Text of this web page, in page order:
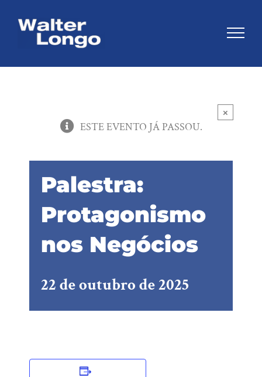
×
ESTE EVENTO JÁ PASSOU.
Palestra:
Protagonismo
nos Negócios
22 de outubro de 2025